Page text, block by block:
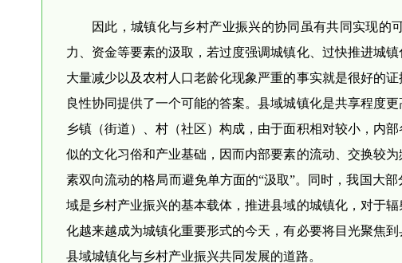
因此，城镇化与乡村产业振兴的协同虽有共同实现的
力、资金等要素的汲取，若过度强调城镇化、过快推进城
大量减少以及农村人口老龄化现象严重的事实就是很好的
良性协同提供了一个可能的答案。县域城镇化是共享程度
乡镇（街道）、村（社区）构成，由于面积相对较小，内
似的文化习俗和产业基础，因而内部要素的流动、交换较
素双向流动的格局而避免单方面的“汲取”。同时，我国大
域是乡村产业振兴的基本载体，推进县域的城镇化，对于
化越来越成为城镇化重要形式的今天，有必要将目光聚焦
县域城镇化与乡村产业振兴共同发展的道路。